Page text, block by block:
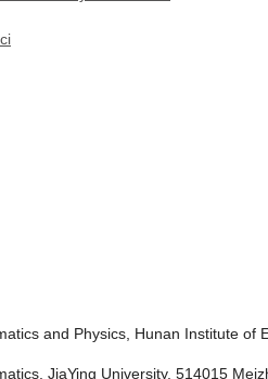
and Physics, Hunan Institute of
JiaYing University, 514015